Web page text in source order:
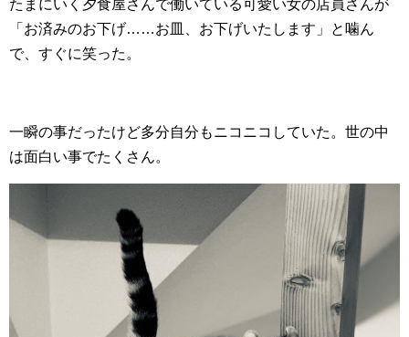
たまにいく夕食屋さんで働いている可愛い女の店員さんが
「お済みのお下げ……お皿、お下げいたします」と噛ん
で、すぐに笑った。
一瞬の事だったけど多分自分もニコニコしていた。世の中
は面白い事でたくさん。